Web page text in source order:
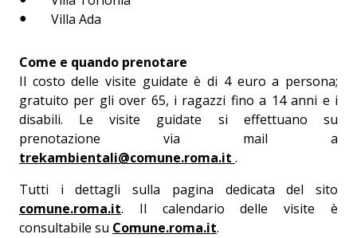
Villa Ada
Come e quando prenotare
Il costo delle visite guidate è di 4 euro a persona;
gratuito per gli over 65, i ragazzi fino a 14 anni e i
disabili. Le visite guidate si effettuano su
prenotazione via mail a
trekambientali@comune.roma.it .
Tutti i dettagli sulla pagina dedicata del sito
comune.roma.it. Il calendario delle visite è
consultabile su Comune.roma.it.